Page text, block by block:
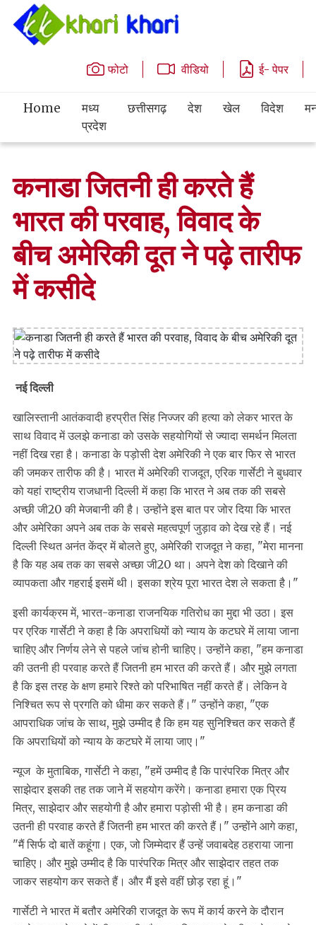
फोटो वीडियो ई- पेपर
Home
मध्य
प्रदेश
छत्तीसगढ़ देश खेल विदेश
कनाडा जितनी ही करते हैं
भारत की परवाह, विवाद के
बीच अमेरिकी दूत ने पढ़े तारीफ
में कसीदे
नई दिल्ली
खालिस्तानी आतंकवादी हरप्रीत सिंह निज्जर की हत्या को लेकर भारत के
साथ विवाद में उलझे कनाडा को उसके सहयोगियों से ज्यादा समर्थन मिलता
नहीं दिख रहा है। कनाडा के पड़ोसी देश अमेरिकी ने एक बार फिर से भारत
की जमकर तारीफ की है। भारत में अमेरिकी राजदूत, एरिक गार्सेटी ने बुधवार
को यहां राष्ट्रीय राजधानी दिल्ली में कहा कि भारत ने अब तक की सबसे
अच्छी जी20 की मेजबानी की है। उन्होंने इस बात पर जोर दिया कि भारत
और अमेरिका अपने अब तक के सबसे महत्वपूर्ण जुड़ाव को देख रहे हैं। नई
दिल्ली स्थित अनंत केंद्र में बोलते हुए, अमेरिकी राजदूत ने कहा, "मेरा मानना
​​है कि यह अब तक का सबसे अच्छा जी20 था। अपने देश को दिखाने की
व्यापकता और गहराई इसमें थी। इसका श्रेय पूरा भारत देश ले सकता है।"
इसी कार्यक्रम में, भारत-कनाडा राजनयिक गतिरोध का मुद्दा भी उठा। इस
पर एरिक गार्सेटी ने कहा है कि अपराधियों को न्याय के कटघरे में लाया जाना
चाहिए और निर्णय लेने से पहले जांच होनी चाहिए। उन्होंने कहा, "हम कनाडा
की उतनी ही परवाह करते हैं जितनी हम भारत की करते हैं। और मुझे लगता
है कि इस तरह के क्षण हमारे रिश्ते को परिभाषित नहीं करते हैं। लेकिन वे
निश्चित रूप से प्रगति को धीमा कर सकते हैं।" उन्होंने कहा, "एक
आपराधिक जांच के साथ, मुझे उम्मीद है कि हम यह सुनिश्चित कर सकते हैं
कि अपराधियों को न्याय के कटघरे में लाया जाए।"
न्यूज के मुताबिक, गार्सेटी ने कहा, "हमें उम्मीद है कि पारंपरिक मित्र और
साझेदार इसकी तह तक जाने में सहयोग करेंगे। कनाडा हमारा एक प्रिय
मित्र, साझेदार और सहयोगी है और हमारा पड़ोसी भी है। हम कनाडा की
उतनी ही परवाह करते हैं जितनी हम भारत की करते हैं।" उन्होंने आगे कहा,
"मैं सिर्फ दो बातें कहूंगा। एक, जो जिम्मेदार हैं उन्हें जवाबदेह ठहराया जाना
चाहिए। और मुझे उम्मीद है कि पारंपरिक मित्र और साझेदार तहत तक
जाकर सहयोग कर सकते हैं। और मैं इसे वहीं छोड़ रहा हूं।"
गार्सेटी ने भारत में बतौर अमेरिकी राजदूत के रूप में कार्य करने के दौरान